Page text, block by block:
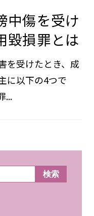
中傷を受け
毀損罪とは
を受けたとき、成
に以下の4つで
...
検索